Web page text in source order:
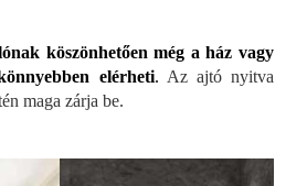
köszönhetően még a ház vagy
elérheti. Az ajtó nyitva
maga zárja be.